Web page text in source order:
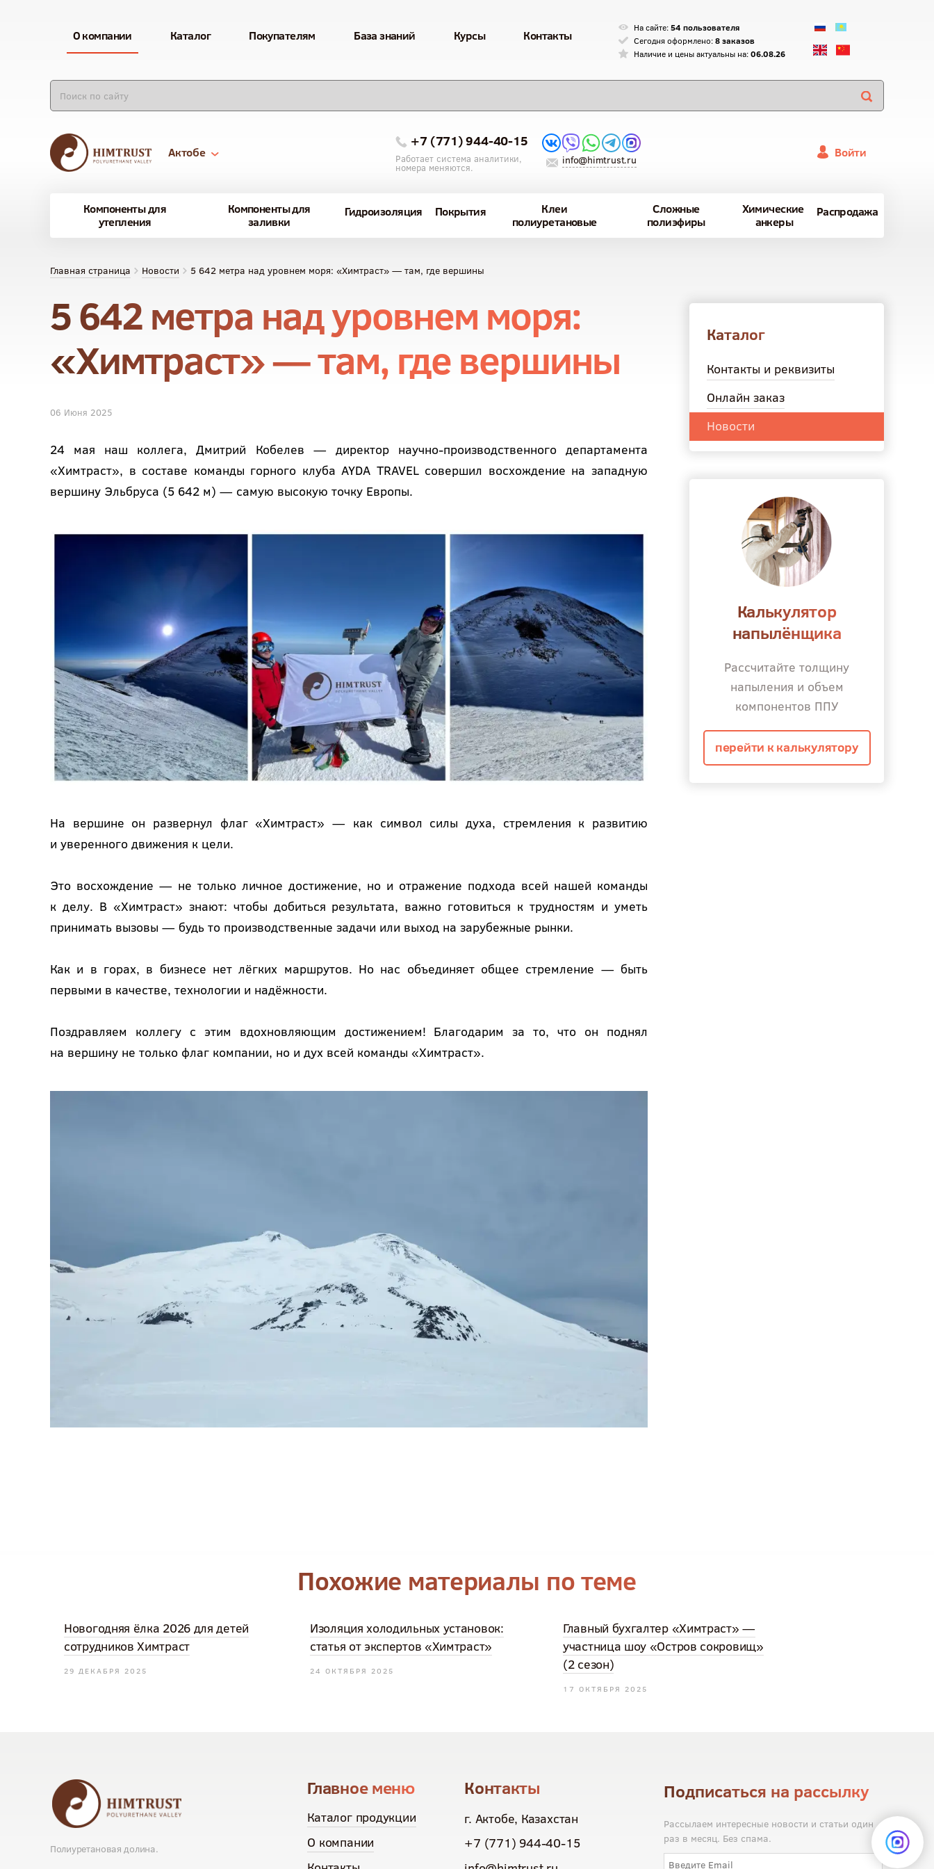
О компании Каталог Покупателям База знаний Курсы Контакты
На сайте:54 пользователя
Сегодня оформлено:8 заказов
Наличие и цены актуальны на:06.08.26
Актобе
+7 (771) 944-40-15
Работает система аналитики,
номера меняются.
info@himtrust.ru Войти
Компоненты для
утепления
Компоненты для
заливки
Гидроизоляция Покрытия
Клеи
полиуретановые
Сложные
полиэфиры
Химические
анкеры
Распродажа
Главная страница Новости 5 642 метра над уровнем моря: «Химтраст» — там, где вершины
Каталог
Контакты и реквизиты
Онлайн заказ
Новости
Калькулятор
напылёнщика
Рассчитайте толщину
напыления и объем
компонентов ППУ
перейти к калькулятору
5 642 метра над уровнем моря:
«Химтраст» — там, где вершины
06 Июня 2025
24 мая наш коллега, Дмитрий Кобелев — директор научно-производственного департамента
«Химтраст», в составе команды горного клуба AYDA TRAVEL совершил восхождение на западную
вершину Эльбруса (5 642 м) — самую высокую точку Европы.
На вершине он развернул флаг «Химтраст» — как символ силы духа, стремления к развитию
и уверенного движения к цели.
Это восхождение — не только личное достижение, но и отражение подхода всей нашей команды
к делу. В «Химтраст» знают: чтобы добиться результата, важно готовиться к трудностям и уметь
принимать вызовы — будь то производственные задачи или выход на зарубежные рынки.
Как и в горах, в бизнесе нет лёгких маршрутов. Но нас объединяет общее стремление — быть
первыми в качестве, технологии и надёжности.
Поздравляем коллегу с этим вдохновляющим достижением! Благодарим за то, что он поднял
на вершину не только флаг компании, но и дух всей команды «Химтраст».
Похожие материалы по теме
Новогодняя ёлка 2026 для детей
сотрудников Химтраст
29 ДЕКАБРЯ 2025
Изоляция холодильных установок:
статья от экспертов «Химтраст»
24 ОКТЯБРЯ 2025
Главный бухгалтер «Химтраст» —
участница шоу «Остров сокровищ»
(2 сезон)
17 ОКТЯБРЯ 2025
Полиуретановая долина.
Главное меню
Каталог продукции
О компании
Контакты
г. Актобе, Казахстан
+7 (771) 944-40-15
Подписаться на рассылку
Рассылаем интересные новости и статьи один
раз в месяц. Без спама.